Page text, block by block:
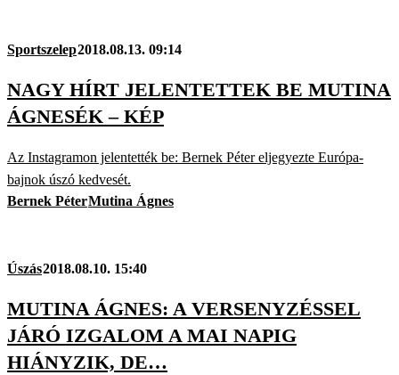
Sportszelep2018.08.13. 09:14
NAGY HÍRT JELENTETTEK BE MUTINA
ÁGNESÉK – KÉP
Az Instagramon jelentették be: Bernek Péter eljegyezte Európa-
bajnok úszó kedvesét.
Bernek PéterMutina Ágnes
Úszás2018.08.10. 15:40
MUTINA ÁGNES: A VERSENYZÉSSEL
JÁRÓ IZGALOM A MAI NAPIG
HIÁNYZIK, DE…